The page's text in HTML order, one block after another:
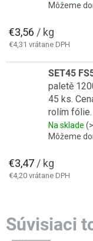
Môžeme
€3,56 / kg
€4,31 vrátane DPH
SET45
paletě
45 ks.
rolím fólie.
Na sklade
Môžeme
€3,47 / kg
€4,20 vrátane DPH